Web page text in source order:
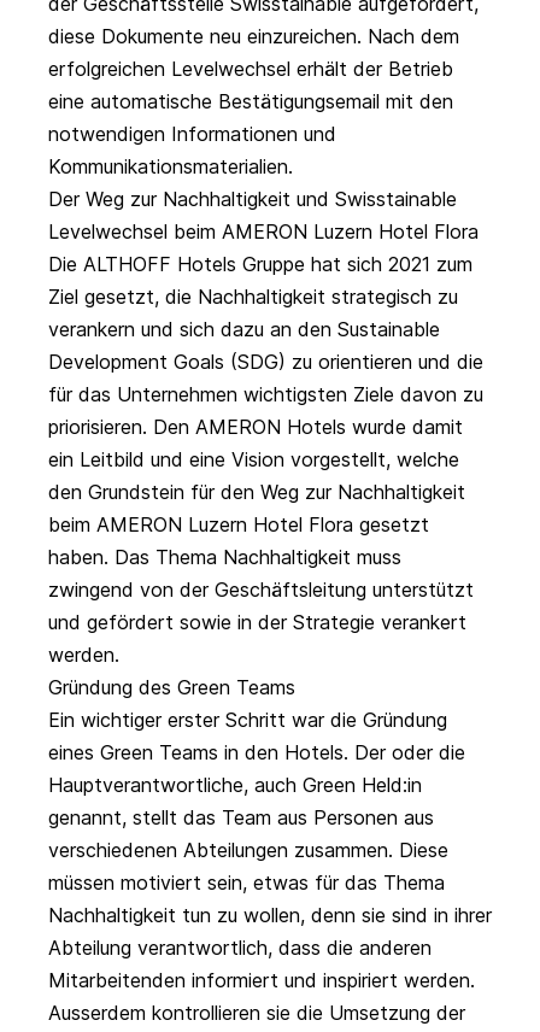
diese Dokumente neu einzureichen. Nach dem
erfolgreichen Levelwechsel erhält der Betrieb
eine automatische Bestätigungsemail mit den
notwendigen Informationen und
Kommunikationsmaterialien.
Der Weg zur Nachhaltigkeit und Swisstainable
Levelwechsel beim AMERON Luzern Hotel Flora
Die ALTHOFF Hotels Gruppe hat sich 2021 zum
Ziel gesetzt, die Nachhaltigkeit strategisch zu
verankern und sich dazu an den Sustainable
Development Goals (SDG) zu orientieren und die
für das Unternehmen wichtigsten Ziele davon zu
priorisieren. Den AMERON Hotels wurde damit
ein Leitbild und eine Vision vorgestellt, welche
den Grundstein für den Weg zur Nachhaltigkeit
beim AMERON Luzern Hotel Flora gesetzt
haben. Das Thema Nachhaltigkeit muss
zwingend von der Geschäftsleitung unterstützt
und gefördert sowie in der Strategie verankert
werden.
Gründung des Green Teams
Ein wichtiger erster Schritt war die Gründung
eines Green Teams in den Hotels. Der oder die
Hauptverantwortliche, auch Green Held:in
genannt, stellt das Team aus Personen aus
verschiedenen Abteilungen zusammen. Diese
müssen motiviert sein, etwas für das Thema
Nachhaltigkeit tun zu wollen, denn sie sind in ihrer
Abteilung verantwortlich, dass die anderen
Mitarbeitenden informiert und inspiriert werden.
Ausserdem kontrollieren sie die Umsetzung der